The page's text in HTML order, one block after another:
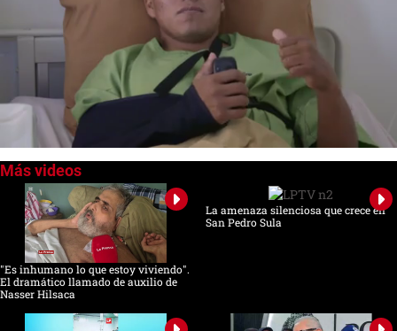
of
minute,
seconds
"Es inhumano lo que estoy viviendo".
El dramático llamado de auxilio de
Nasser Hilsaca
La amenaza silenciosa que crece en
San Pedro Sula